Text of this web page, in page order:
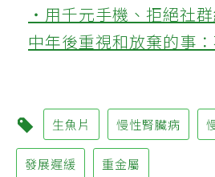
‧用千元手機、拒絕社
中年後重視和放棄的事
生魚片 慢性腎臟病
發展遲緩 重金屬